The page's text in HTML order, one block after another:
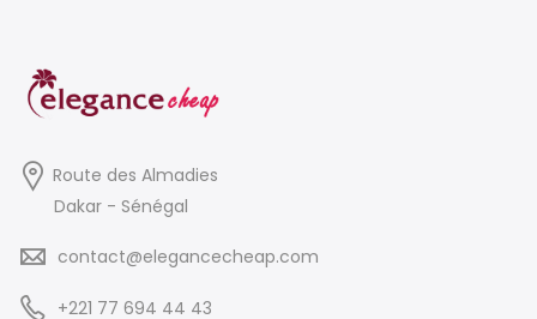
Route des Almadies
Dakar - Sénégal
contact@elegancecheap.com
+221 77 694 44 43